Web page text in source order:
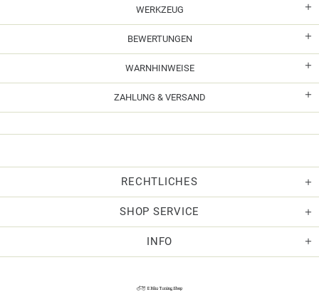
WERKZEUG
BEWERTUNGEN
WARNHINWEISE
ZAHLUNG & VERSAND
RECHTLICHES
SHOP SERVICE
INFO